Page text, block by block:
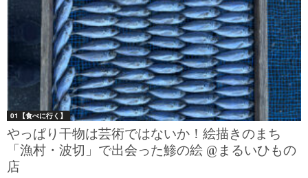
01【食べに行く】
やっぱり干物は芸術ではないか！絵描きのまち
「漁村・波切」で出会った鯵の絵 @まるいひもの
店